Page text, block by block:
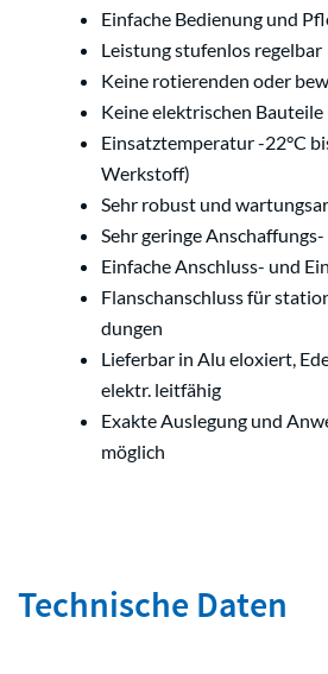
Einfache Bedienung und
Leistung stufenlos regelbar
Keine rotierenden oder
Keine elektrischen Bauteile
Einsatztemperatur -22°C
Werkstoff)
Sehr robust und
Sehr geringe
Einfache Anschluss- und
Flanschanschluss für
dungen
Lieferbar in Alu eloxiert,
elektr. leitfähig
Exakte Auslegung und
möglich
Technische Daten